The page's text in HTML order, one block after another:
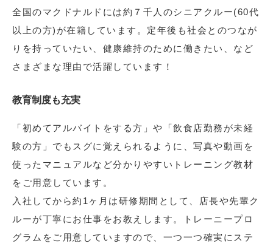
全国のマクドナルドには約７千人のシニアクルー(60代
以上の方)が在籍しています。定年後も社会とのつなが
りを持っていたい、健康維持のために働きたい、など
さまざまな理由で活躍しています！
教育制度も充実
「初めてアルバイトをする方」や「飲食店勤務が未経
験の方」でもスグに覚えられるように、写真や動画を
使ったマニュアルなど分かりやすいトレーニング教材
をご用意しています。
入社してから約1ヶ月は研修期間として、店長や先輩ク
ルーが丁寧にお仕事をお教えします。トレーニープロ
グラムをご用意していますので、一つ一つ確実にステ